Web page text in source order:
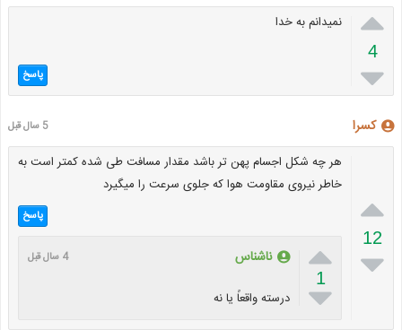

4

نمیدانم به خدا
پاسخ
کسرا 5 سال قبل

12

هر چه شکل اجسام پهن تر باشد مقدار مسافت طی شده کمتر است به
خاطر نیروی مقاومت هوا که جلوی سرعت را میگیرد
پاسخ

1

ناشناس 4 سال قبل
درسته واقعاً یا نه